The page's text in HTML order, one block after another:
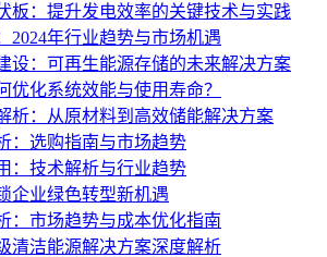
板：提升发电效率的关键技术与实践
2024年行业趋势与市场机遇
设：可再生能源存储的未来解决方案
优化系统效能与使用寿命？
析：从原材料到高效储能解决方案
：选购指南与市场趋势
：技术解析与行业趋势
企业绿色转型新机遇
：市场趋势与成本优化指南
清洁能源解决方案深度解析